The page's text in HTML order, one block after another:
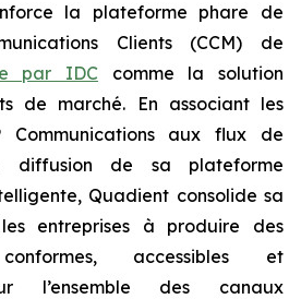
la plateforme phare de
Clients (CCM) de
par IDC comme la solution
de marché. En associant les
Communications aux flux de
diffusion de sa plateforme
Quadient consolide sa
entreprises à produire des
conformes, accessibles et
l’ensemble des canaux